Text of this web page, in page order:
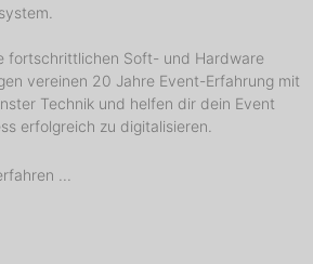
fortschrittlichen Soft- und Hardware
vereinen 20 Jahre Event-Erfahrung mit
Technik und helfen dir dein Event
erfolgreich zu digitalisieren.
...